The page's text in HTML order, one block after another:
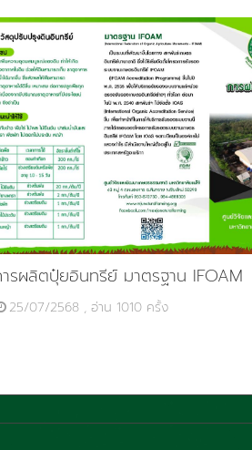
รผลิตปุ๋ยอินทรีย์ มาตรฐาน IFOAM
25/07/2568 , อ่าน 1010 ครั้ง